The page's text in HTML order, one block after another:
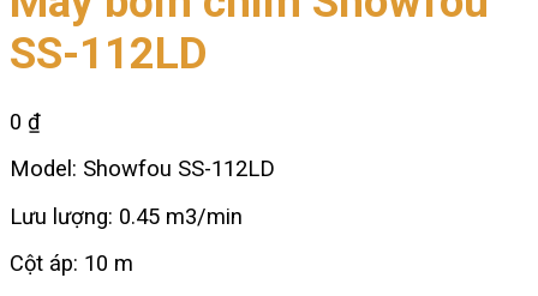
SS-112LD
0 ₫
Model: Showfou SS-112LD
Lưu lượng: 0.45 m3/min
Cột áp: 10 m